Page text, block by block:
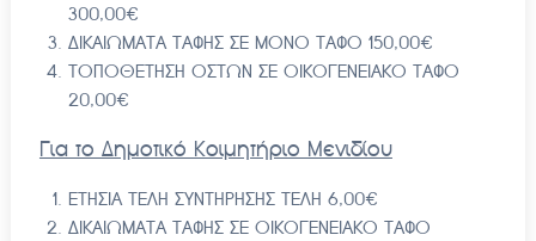
300,00€
ΔΙΚΑΙΩΜΑΤΑ ΤΑΦΗΣ ΣΕ ΜΟΝΟ ΤΑΦΟ 150,00€
ΤΟΠΟΘΕΤΗΣΗ ΟΣΤΩΝ ΣΕ ΟΙΚΟΓΕΝΕΙΑΚΟ ΤΑΦΟ
20,00€
Για το Δημοτικό Κοιμητήριο Μενιδίου
ΕΤΗΣΙΑ ΤΕΛΗ ΣΥΝΤΗΡΗΣΗΣ ΤΕΛΗ 6,00€
ΔΙΚΑΙΩΜΑΤΑ ΤΑΦΗΣ ΣΕ ΟΙΚΟΓΕΝΕΙΑΚΟ ΤΑΦΟ